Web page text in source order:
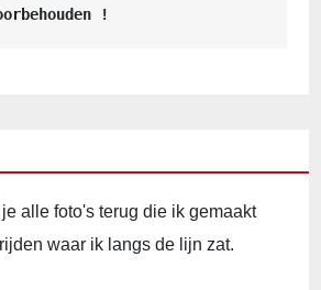
!
alle foto's terug die ik gemaakt
waar ik langs de lijn zat.